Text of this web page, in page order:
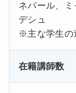
ネパール、
デシュ
※主な学生の
在籍講師数